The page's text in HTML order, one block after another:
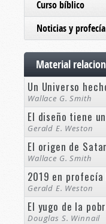
Curso bíblico
Noticias y profecía
Material
Un Universo
Wallace G. Smith
El diseño tiene
Gerald E. Weston
El origen de
Wallace G. Smith
2019 en
Gerald E. Weston
El yugo de la
Douglas S. Winnail